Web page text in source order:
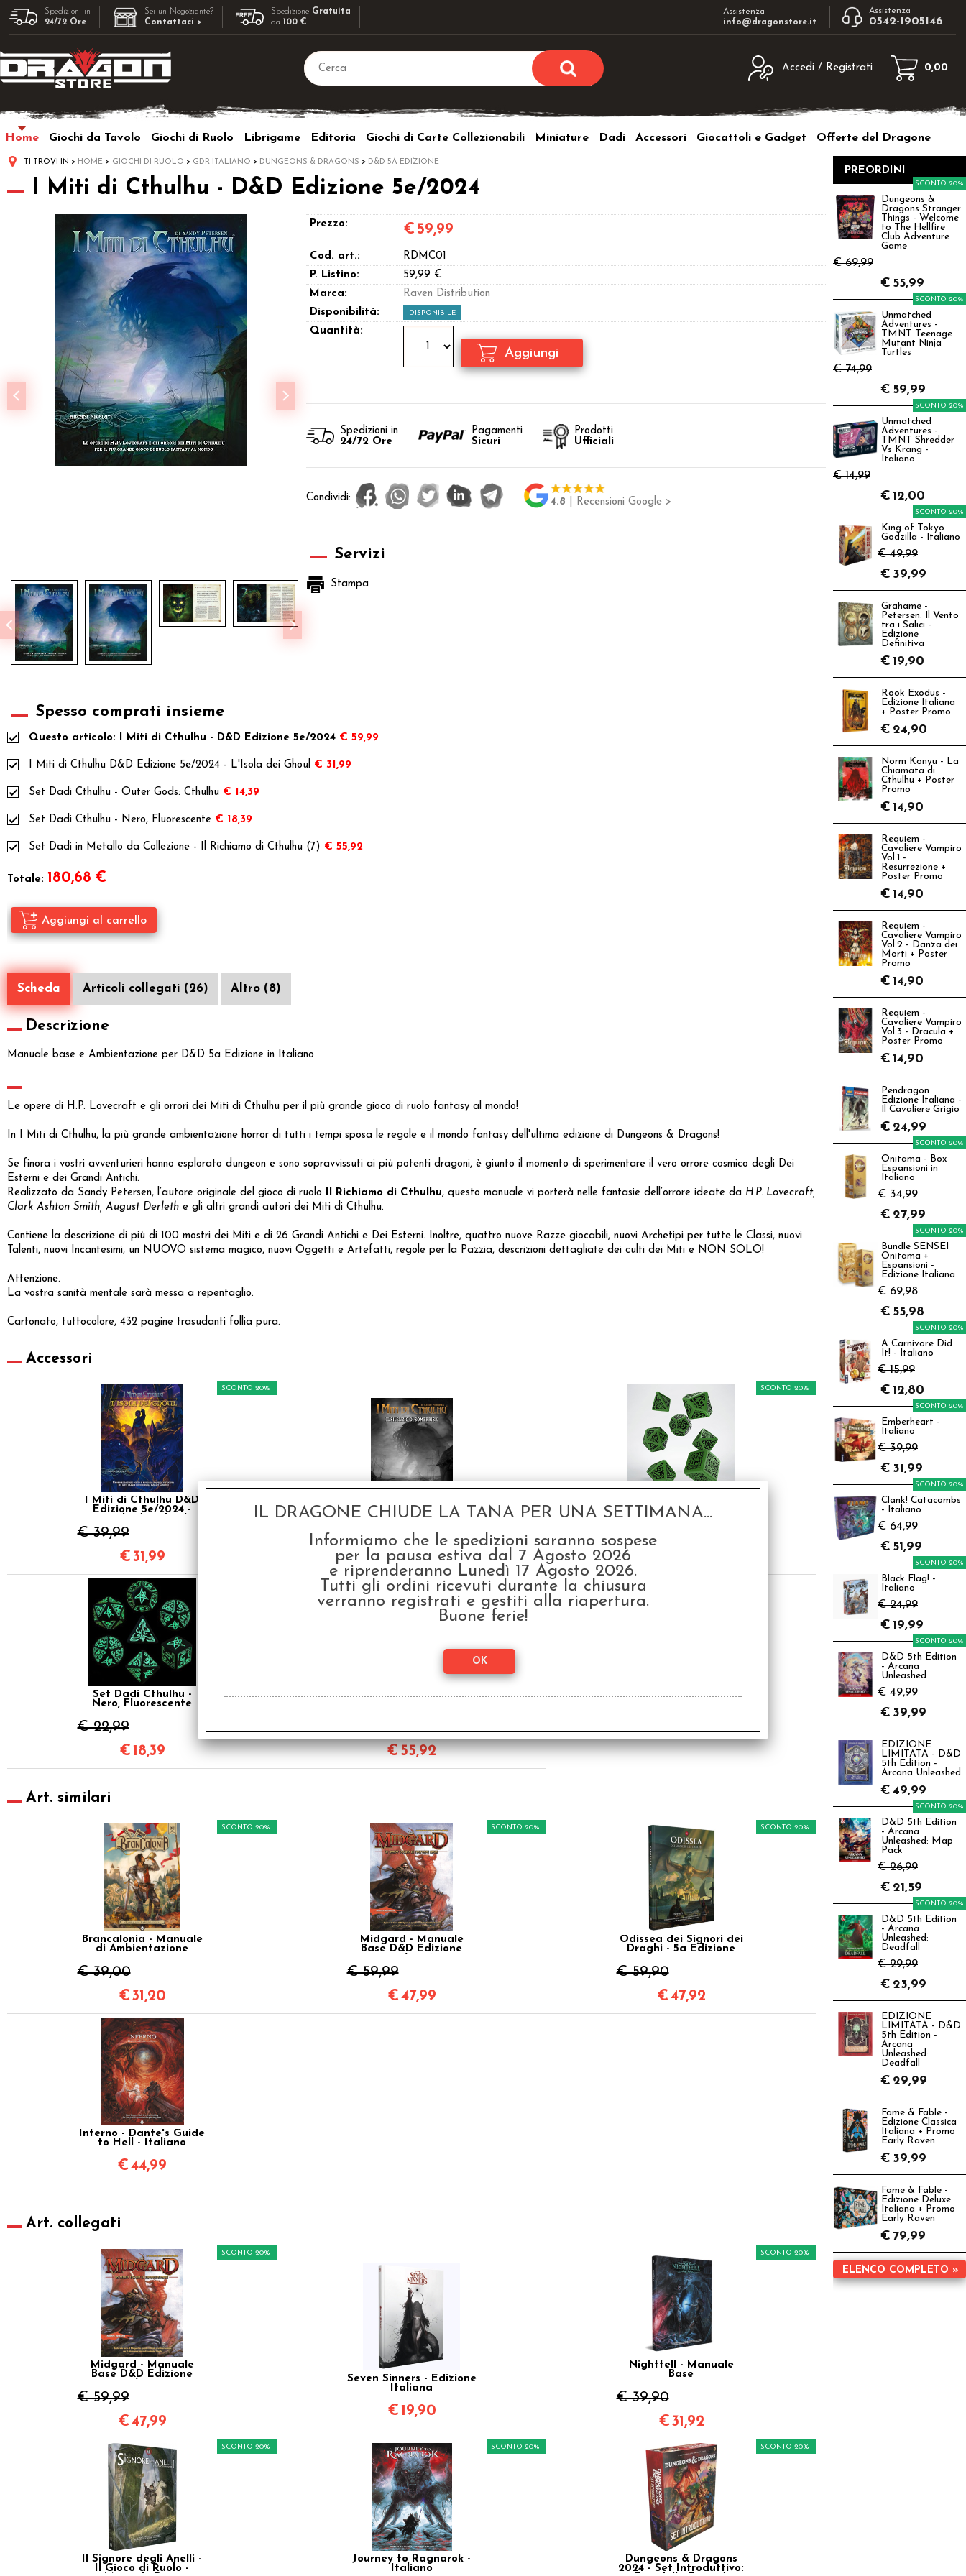
Spedizioni in
24/72 Ore
Sei un Negoziante?
Contattaci >
Spedizione Gratuita
da100 €
Assistenza
info@dragonstore.it
Assistenza
0542-1905146
Accedi / Registrati
utente e la password e poi clicca sul
Password:
sito clicca sul pulsante "Registrati"
0,00
Home Giochi da Tavolo Giochi di Ruolo Librigame Editoria Giochi di Carte Collezionabili Miniature Dadi Accessori Giocattoli e Gadget Offerte del Dragone
TI TROVI IN HOME GIOCHI DI RUOLO GDR ITALIANO DUNGEONS & DRAGONS D&D 5A EDIZIONE
I Miti di Cthulhu - D&D Edizione 5e/2024
Prezzo: € 59,99
Cod. art.:
RDMC01
P. Listino:
59,99 €
Marca:
Raven Distribution
Disponibilità:
DISPONIBILE
Quantità:
Spedizioni in
24/72 Ore
Pagamenti
Sicuri
Prodotti
Ufficiali
Condividi: 4.8 | Recensioni Google >
Servizi
Stampa
Spesso comprati insieme
Questo articolo: I Miti di Cthulhu - D&D Edizione 5e/2024 € 59,99
I Miti di Cthulhu D&D Edizione 5e/2024 - L'Isola dei Ghoul € 31,99
Set Dadi Cthulhu - Outer Gods: Cthulhu € 14,39
Set Dadi Cthulhu - Nero, Fluorescente € 18,39
Set Dadi in Metallo da Collezione - Il Richiamo di Cthulhu (7) € 55,92
Totale: 180,68 €
Scheda Articoli collegati (26) Altro (8)
Descrizione
Manuale base e Ambientazione per D&D 5a Edizione in Italiano
Le opere di H.P. Lovecraft e gli orrori dei Miti di Cthulhu per il più grande gioco di ruolo fantasy al mondo!
In I Miti di Cthulhu, la più grande ambientazione horror di tutti i tempi sposa le regole e il mondo fantasy dell'ultima edizione di Dungeons & Dragons!
Se finora i vostri avventurieri hanno esplorato dungeon e sono sopravvissuti ai più potenti dragoni, è giunto il momento di sperimentare il vero orrore cosmico degli Dei
Esterni e dei Grandi Antichi.
Realizzato da Sandy Petersen, l’autore originale del gioco di ruolo Il Richiamo di Cthulhu, questo manuale vi porterà nelle fantasie dell’orrore ideate da H.P. Lovecraft,
Clark Ashton Smith, August Derleth e gli altri grandi autori dei Miti di Cthulhu.
Contiene la descrizione di più di 100 mostri dei Miti e di 26 Grandi Antichi e Dei Esterni. Inoltre, quattro nuove Razze giocabili, nuovi Archetipi per tutte le Classi, nuovi
Talenti, nuovi Incantesimi, un NUOVO sistema magico, nuovi Oggetti e Artefatti, regole per la Pazzia, descrizioni dettagliate dei culti dei Miti e NON SOLO!
Attenzione.
La vostra sanità mentale sarà messa a repentaglio.
Cartonato, tuttocolore, 432 pagine trasudanti follia pura.
Accessori
I Miti di Cthulhu D&D
Edizione 5e/2024 -
€ 39,99
SCONTO 20%
€31,99
I Miti di Cthulhu -
Il Silenzio di Somerrisk
Outer Gods: Cthulhu
SCONTO 20%
Set Dadi Cthulhu -
Nero, Fluorescente
€ 22,99
€ 18,39
Set Dadi in Metallo da
SCONTO 20%
€55,92
Art. similari
Brancalonia - Manuale
di Ambientazione
€ 39,00
SCONTO 20%
€31,20
Midgard - Manuale
Base D&D Edizione
€ 59,99
SCONTO 20%
€47,99
Odissea dei Signori dei
Draghi - 5a Edizione
€ 59,90
SCONTO 20%
€47,92
Inferno - Dante's Guide
to Hell - Italiano
€44,99
Art. collegati
Midgard - Manuale
Base D&D Edizione
€ 59,99
SCONTO 20%
€47,99
Seven Sinners - Edizione
Italiana
€ 19,90
Nightfell - Manuale
Base
€ 39,90
SCONTO 20%
€31,92
Il Signore degli Anelli -
Il Gioco di Ruolo -
SCONTO 20%
Journey to Ragnarok -
Italiano
SCONTO 20%
Dungeons & Dragons
2024 - Set Introduttivo:
SCONTO 20%
PREORDINI
Dungeons &
Dragons Stranger
Things - Welcome
to The Hellfire
Club Adventure
Game
€ 69,99
SCONTO 20%
€ 55,99
Unmatched
Adventures -
TMNT Teenage
Mutant Ninja
Turtles
€ 74,99
SCONTO 20%
€ 59,99
Unmatched
Adventures -
TMNT Shredder
Vs Krang -
Italiano
€ 14,99
SCONTO 20%
€ 12,00
King of Tokyo
Godzilla - Italiano
€ 49,99
SCONTO 20%
€ 39,99
Grahame -
Petersen: Il Vento
tra i Salici -
Edizione
Definitiva
€ 19,90
Rook Exodus -
Edizione Italiana
+ Poster Promo
€ 24,90
Norm Konyu - La
Chiamata di
Cthulhu + Poster
Promo
€ 14,90
Requiem -
Cavaliere Vampiro
Vol.1 -
Resurrezione +
Poster Promo
€ 14,90
Requiem -
Cavaliere Vampiro
Vol.2 - Danza dei
Morti + Poster
Promo
€ 14,90
Requiem -
Cavaliere Vampiro
Vol.3 - Dracula +
Poster Promo
€ 14,90
Pendragon
Edizione Italiana -
Il Cavaliere Grigio
€ 24,99
Onitama - Box
Espansioni in
Italiano
€ 34,99
SCONTO 20%
€ 27,99
Bundle SENSEI
Onitama +
Espansioni -
Edizione Italiana
€ 69,98
SCONTO 20%
€ 55,98
A Carnivore Did
It! - Italiano
€ 15,99
SCONTO 20%
€ 12,80
Emberheart -
Italiano
€ 39,99
SCONTO 20%
€ 31,99
Clank! Catacombs
- Italiano
€ 64,99
SCONTO 20%
€ 51,99
Black Flag! -
Italiano
€ 24,99
SCONTO 20%
€ 19,99
D&D 5th Edition
- Arcana
Unleashed
€ 49,99
SCONTO 20%
€ 39,99
EDIZIONE
LIMITATA - D&D
5th Edition -
Arcana Unleashed
€ 49,99
D&D 5th Edition
- Arcana
Unleashed: Map
Pack
€ 26,99
SCONTO 20%
€ 21,59
D&D 5th Edition
- Arcana
Unleashed:
Deadfall
€ 29,99
SCONTO 20%
€ 23,99
EDIZIONE
LIMITATA - D&D
5th Edition -
Arcana
Unleashed:
Deadfall
€ 29,99
Fame & Fable -
Edizione Classica
Italiana + Promo
Early Raven
€ 39,99
Fame & Fable -
Edizione Deluxe
Italiana + Promo
Early Raven
€ 79,99
ELENCO COMPLETO »
IL DRAGONE CHIUDE LA TANA PER UNA SETTIMANA...
Informiamo che le spedizioni saranno sospese
per la pausa estiva dal 7 Agosto 2026
e riprenderanno Lunedì 17 Agosto 2026.
Tutti gli ordini ricevuti durante la chiusura
verranno registrati e gestiti alla riapertura.
Buone ferie!